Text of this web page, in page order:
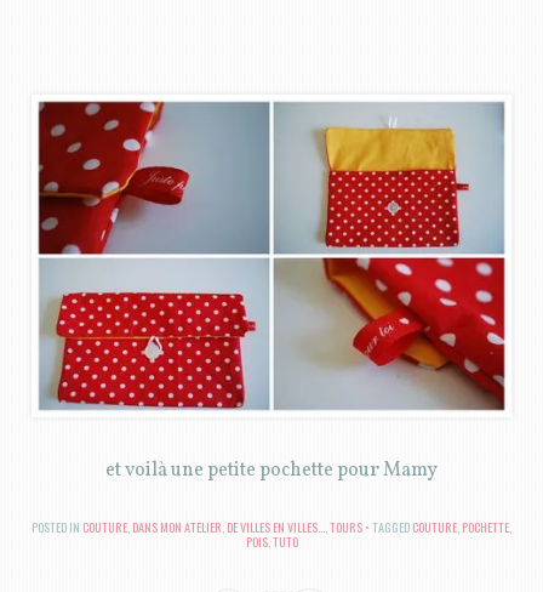
et voilà une petite pochette pour Mamy
POSTED IN COUTURE DANS MON ATELIER DE VILLES EN VILLES... TOURS TAGGED COUTURE POCHETTE
POIS, TUTO